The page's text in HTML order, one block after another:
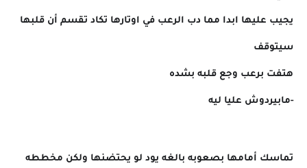
يجيب عليها ابدا مما دب الرعب في اوتارها تكاد تقسم أن قلبها
سيتوقف
هتفت برعب وجع قلبه بشده
-مابيردوش عليا ليه
تماسك أمامها بصعوبه بالغه يود لو يحتضنها ولكن مخططه